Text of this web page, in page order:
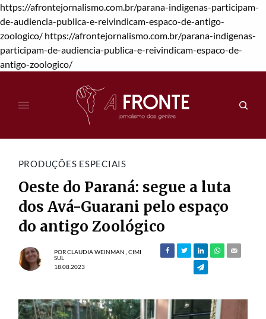
https://afrontejornalismo.com.br/parana-indigenas-participam-
de-audiencia-publica-e-reivindicam-espaco-de-antigo-
zoologico/ https://afrontejornalismo.com.br/parana-indigenas-
participam-de-audiencia-publica-e-reivindicam-espaco-de-
antigo-zoologico/
PRODUÇÕES ESPECIAIS
Oeste do Paraná: segue a luta
dos Avá-Guarani pelo espaço
do antigo Zoológico
PORCLAUDIA WEINMAN CIMI
SUL
18.08.2023